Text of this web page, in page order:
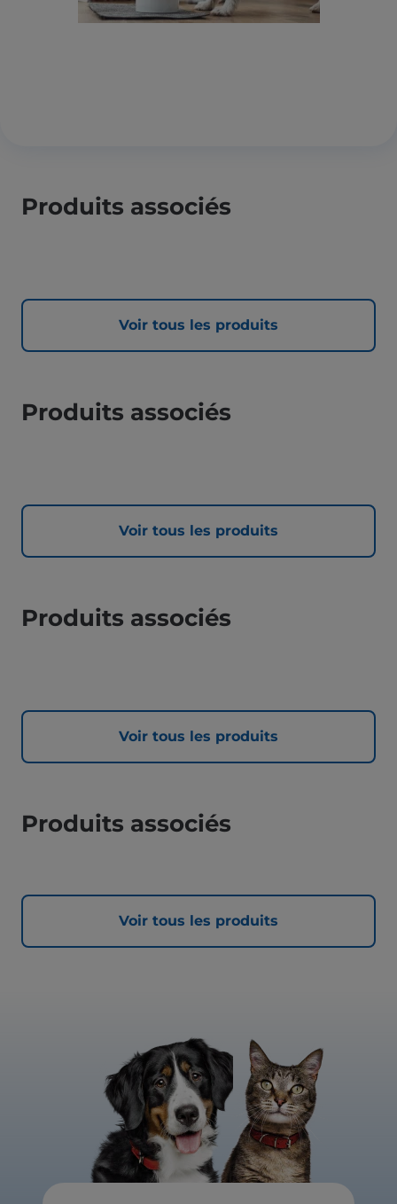
Produits associés
Voir tous les produits
Produits associés
Voir tous les produits
Produits associés
Voir tous les produits
Produits associés
Voir tous les produits